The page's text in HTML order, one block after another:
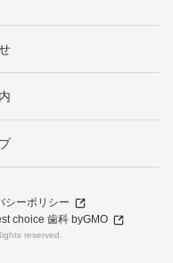
シーポリシー
choice 歯科 byGMO
reserved.